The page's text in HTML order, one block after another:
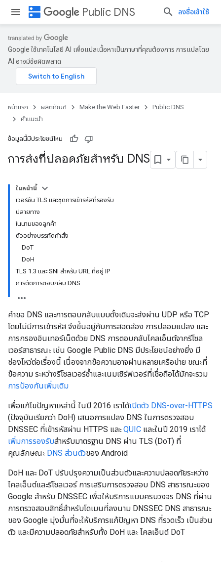
dns Public DNS ลงชื่อเข้าใช้
Google ใช้เทคโนโลยี AI เพื่อแปลเนื้อหาเป็นภาษาที่คุณต้องการ การแปลโดย
AI อาจมีข้อผิดพลาด
หน้าแรก ผลิตภัณฑ์ Make the Web Faster
Public DNS
คำแนะนำ
ข้อมูลนี้มีประโยชน์ไหม
การส่งที่ปลอดภัยสำหรับ DNS
ในหน้านี้
เวอร์ชัน TLS และชุดการเข้ารหัสที่รองรับ
ปลายทาง
ในนามของลูกค้า
ตัวอย่างบรรทัดคำสั่ง
DoT
DoH
TLS 1.3 และ SNI สำหรับ URL ที่อยู่ IP
การตัดการตอบกลับ DNS
คำขอ DNS และการตอบกลับแบบดั้งเดิมจะส่งผ่าน UDP หรือ TCP
โดยไม่มีการเข้ารหัส จึงขึ้นอยู่กับการสอดส่อง การปลอมแปลง และ
การกรองอินเทอร์เน็ตด้วย DNS การตอบกลับไคลเอ็นต์จากรีโซล
เวอร์สาธารณะ เช่น Google Public DNS มีประโยชน์อย่างยิ่ง มี
ช่องโหว่ต่อเรื่องนี้ เนื่องจากข้อความอาจผ่านหลายเครือข่าย ขณะที่
ข้อความ ระหว่างรีโซลเวอร์ซ้ำและเนมเซิร์ฟเวอร์ที่เชื่อถือได้มักจะรวม
การป้องกันเพิ่มเติม
เพื่อแก้ไขปัญหาเหล่านี้ ในปี 2016 เราได้เปิดตัว DNS-over-HTTPS
(ปัจจุบันเรียกว่า DoH) เสนอการแปลง DNS ในการตรวจสอบ
DNSSEC ที่เข้ารหัสผ่าน HTTPS และQUIC และในปี 2019 เราได้
เพิ่มการรองรับสำหรับมาตรฐาน DNS ผ่าน TLS (DoT) ที่
คุณลักษณะ DNS ส่วนตัวของ Android
DoH และ DoT ปรับปรุงความเป็นส่วนตัวและความปลอดภัยระหว่าง
ไคลเอ็นต์และรีโซลเวอร์ การเสริมการตรวจสอบ DNS สาธารณะของ
Google สำหรับ DNSSEC เพื่อให้บริการแบบครบวงจร DNS ที่ผ่าน
การตรวจสอบสิทธิ์สำหรับโดเมนที่ลงนาม DNSSEC DNS สาธารณะ
ของ Google มุ่งมั่นที่จะให้บริการแก้ปัญหา DNS ที่รวดเร็ว เป็นส่วน
ตัว และมีความปลอดภัยสำหรับทั้ง DoH และ ไคลเอ็นต์ DoT